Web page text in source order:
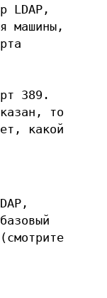
LDAP,
машины,
389.
то
какой